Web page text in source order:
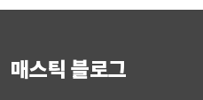
매스틱 블로그